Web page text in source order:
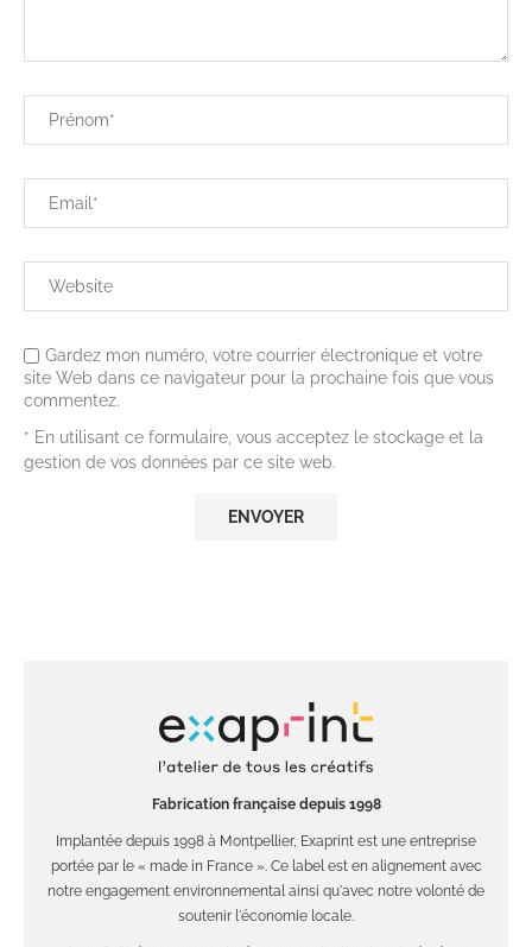
Gardez mon numéro, votre courrier électronique et votre
site Web dans ce navigateur pour la prochaine fois que vous
commentez.
* En utilisant ce formulaire, vous acceptez le stockage et la
gestion de vos données par ce site web.
Fabrication française depuis 1998
Implantée depuis 1998 à Montpellier, Exaprint est une entreprise
portée par le « made in France ». Ce label est en alignement avec
notre engagement environnemental ainsi qu'avec notre volonté de
soutenir l'économie locale.